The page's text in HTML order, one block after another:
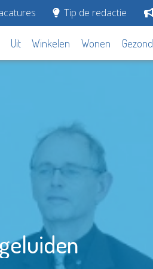
Tip de redactie
Uit Winkelen Wonen Gezond